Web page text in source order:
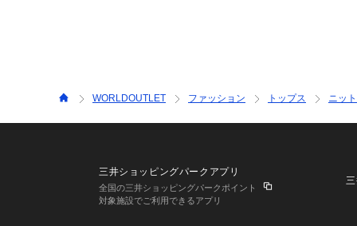
WORLDOUTLET ファッション トップス ニッ
三井ショッピングパークアプリ
全国の三井ショッピングパークポイント
対象施設でご利用できるアプリ